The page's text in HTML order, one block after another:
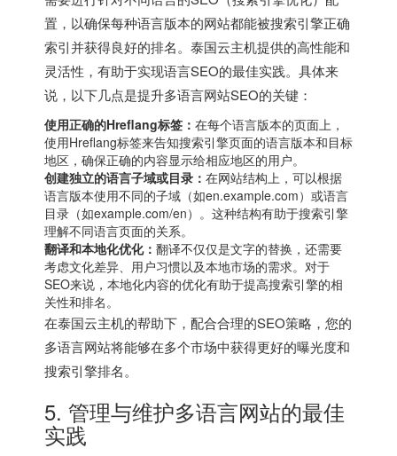
置，以确保每种语言版本的网站都能被搜索引擎正确
索引并获得良好的排名。泰国云主机提供的高性能和
灵活性，有助于实现语言SEO的最佳实践。具体来
说，以下几点是提升多语言网站SEO的关键：
使用正确的Hreflang标签： 在每个语言版本的页面上，
使用Hreflang标签来告知搜索引擎页面的语言版本和目标
地区，确保正确的内容显示给相应地区的用户。
创建独立的语言子域或目录： 在网站结构上，可以根据
语言版本使用不同的子域（如en.example.com）或语言
目录（如example.com/en）。这种结构有助于搜索引擎
理解不同语言页面的关系。
翻译和本地化优化： 翻译不仅仅是文字的替换，还需要
考虑文化差异、用户习惯以及本地市场的需求。对于
SEO来说，本地化内容的优化有助于提高搜索引擎的相
关性和排名。
在泰国云主机的帮助下，配合合理的SEO策略，您的
多语言网站将能够在多个市场中获得更好的曝光度和
搜索引擎排名。
5. 管理与维护多语言网站的最佳
实践